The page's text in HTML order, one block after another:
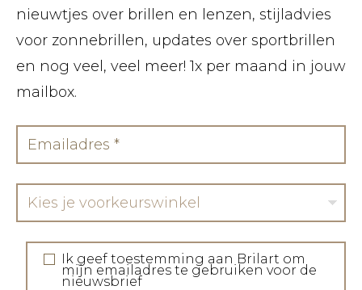
nieuwtjes over brillen en lenzen, stijladvies
voor zonnebrillen, updates over sportbrillen
en nog veel, veel meer! 1x per maand in jouw
mailbox.
Kies je voorkeurswinkel
Ik geef toestemming aan Brilart om
mijn emailadres te gebruiken voor de
nieuwsbrief